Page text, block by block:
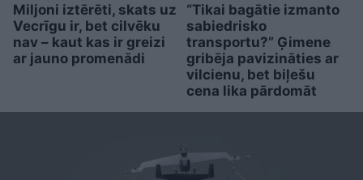
Miljoni iztērēti, skats uz
Vecrīgu ir, bet cilvēku
nav – kaut kas ir greizi
ar jauno promenādi
“Tikai bagātie izmanto
sabiedrisko
transportu?” Ģimene
gribēja pavizināties ar
vilcienu, bet biļešu
cena lika pārdomāt